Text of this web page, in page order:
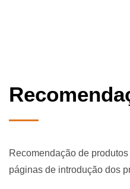
Recomendação de
páginas de introdução dos